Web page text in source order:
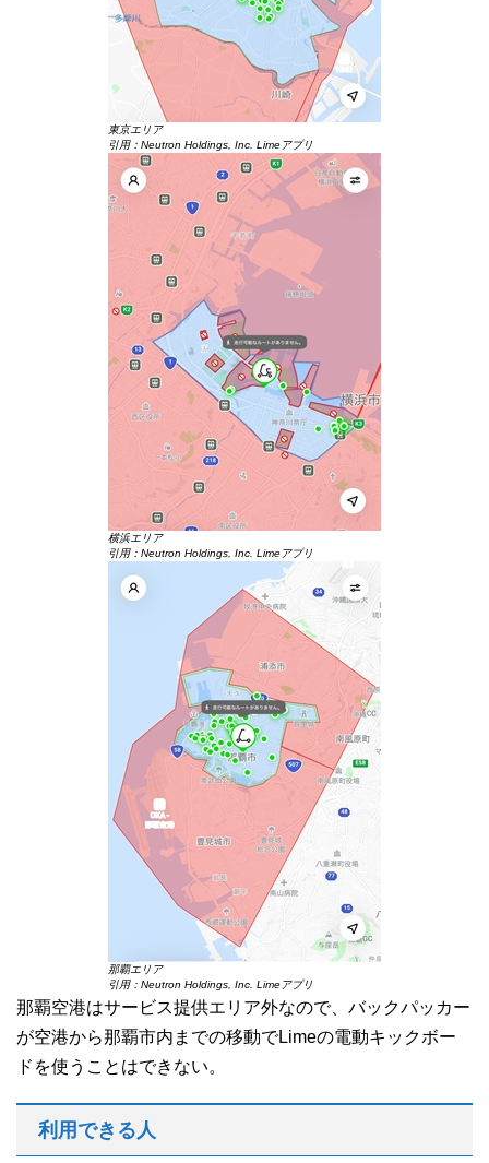
東京エリア
引用：Neutron Holdings, Inc. Limeアプリ
横浜エリア
引用：Neutron Holdings, Inc. Limeアプリ
那覇エリア
引用：Neutron Holdings, Inc. Limeアプリ
那覇空港はサービス提供エリア外なので、バックパッカー
が空港から那覇市内までの移動でLimeの電動キックボー
ドを使うことはできない。
利用できる人